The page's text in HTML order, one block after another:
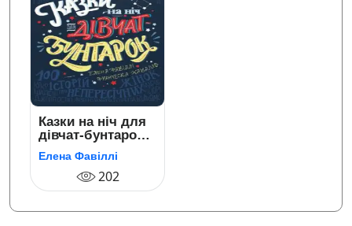
Казки на ніч для
дівчат-бунтарок.
100 історій
непересічних
Елена Фавіллі
202